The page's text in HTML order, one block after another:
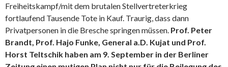
Freiheitskampf/mit dem brutalen Stellvertreterkrieg
fortlaufend Tausende Tote in Kauf. Traurig, dass dann
Privatpersonen in die Bresche springen müssen. Prof. Peter
Brandt, Prof. Hajo Funke, General a.D. Kujat und Prof.
Horst Teltschik haben am 9. September in der Berliner